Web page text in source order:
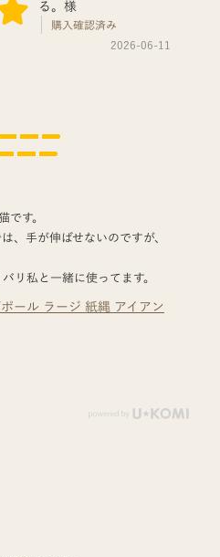
る。様
購入確認済み
2026-06-11
です。
、手が伸ばせないのですが、
リ私と一緒に使ってます。
ール ラージ 紙縄 アイアン